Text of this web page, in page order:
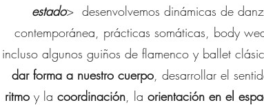
estado> desenvolvemos dinámicas de
contemporánea, prácticas somáticas, body
incluso algunos guiños de flamenco y ballet
dar forma a nuestro cuerpo, desarrollar el
ritmo y la coordinación, la orientación en el